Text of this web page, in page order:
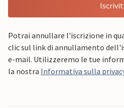
Potrai annullare l'iscrizione in
clic sul link di annullamento
e-mail. Utilizzeremo le tue
la nostra Informativa sulla